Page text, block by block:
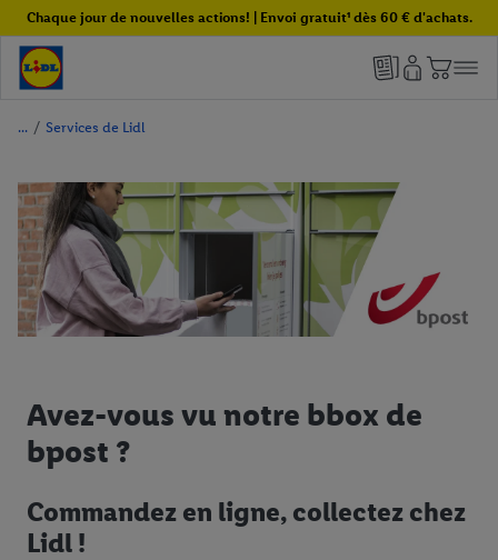
Chaque jour de nouvelles actions! | Envoi gratuit¹ dès 60 € d'achats.
/ Services de Lidl
Avez-vous vu notre bbox de
bpost ?
Commandez en ligne, collectez chez
Lidl !